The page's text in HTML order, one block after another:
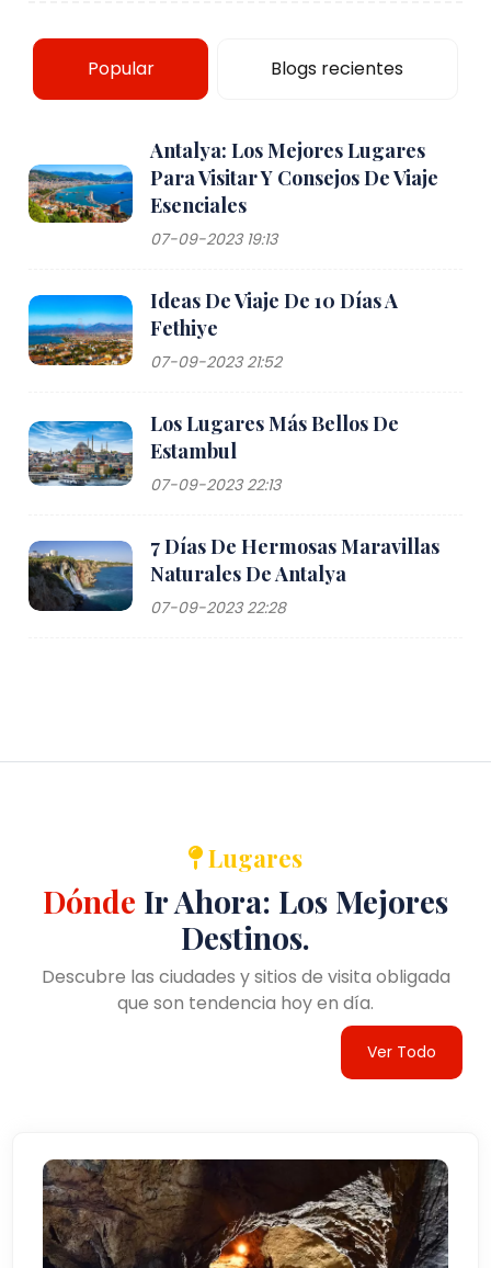
Popular Blogs recientes
Antalya: Los Mejores Lugares
Para Visitar Y Consejos De Viaje
Esenciales
07-09-2023 19:13
Ideas De Viaje De 10 Días A
Fethiye
07-09-2023 21:52
Los Lugares Más Bellos De
Estambul
07-09-2023 22:13
7 Días De Hermosas Maravillas
Naturales De Antalya
07-09-2023 22:28
Lugares
Dónde Ir Ahora: Los Mejores
Destinos.
Descubre las ciudades y sitios de visita obligada
que son tendencia hoy en día.
Ver Todo